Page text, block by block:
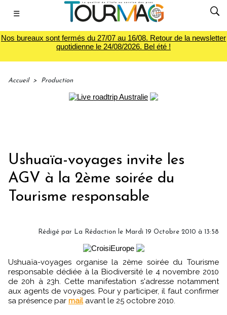
☰
Nos bureaux sont fermés du 27/07 au 16/08. Retour de la newsletter
quotidienne le 24/08/2026. Bel été !
Accueil > Production
Ushuaïa-voyages invite les
AGV à la 2ème soirée du
Tourisme responsable
Rédigé par La Rédaction le Mardi 19 Octobre 2010 à 13:58
Ushuaïa-voyages organise la 2ème soirée du Tourisme
responsable dédiée à la Biodiversité le 4 novembre 2010
de 20h à 23h. Cette manifestation s'adresse notamment
aux agents de voyages. Pour y participer, il faut confirmer
sa présence par mailavant le 25 octobre 2010.